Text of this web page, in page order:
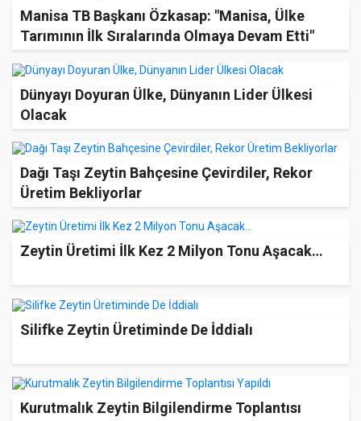
Manisa TB Başkanı Özkasap: "Manisa, Ülke
Tarımının İlk Sıralarında Olmaya Devam Etti"
Dünyayı Doyuran Ülke, Dünyanın Lider Ülkesi
Olacak
Dağı Taşı Zeytin Bahçesine Çevirdiler, Rekor
Üretim Bekliyorlar
Zeytin Üretimi İlk Kez 2 Milyon Tonu Aşacak…
Silifke Zeytin Üretiminde De İddialı
Kurutmalık Zeytin Bilgilendirme Toplantısı